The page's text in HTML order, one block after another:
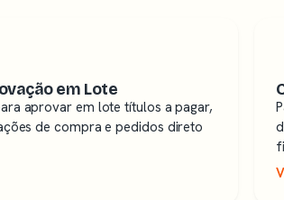
em Lote
aprovar em lote títulos a pagar,
de compra e pedidos direto